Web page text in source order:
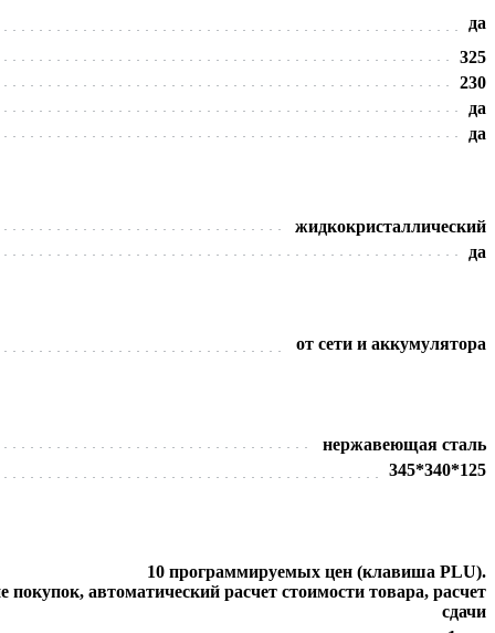
да
325
230
да
да
жидкокристаллический
да
от сети и аккумулятора
нержавеющая сталь
345*340*125
10 программируемых цен (клавиша PLU).
автоматический расчет стоимости товара, расчет
сдачи